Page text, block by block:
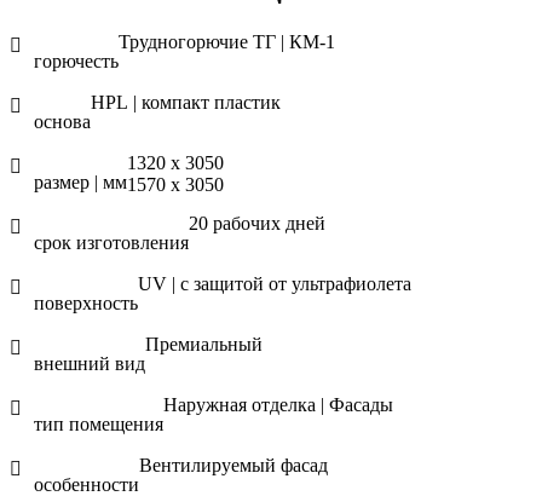
горючесть
Трудногорючие ТГ | КМ-1
основа
HPL | компакт пластик
размер | мм
1320 х 3050
1570 х 3050
срок изготовления
20 рабочих дней
поверхность
UV | с защитой от ультрафиолета
внешний вид
Премиальный
тип помещения
Наружная отделка | Фасады
особенности
Вентилируемый фасад